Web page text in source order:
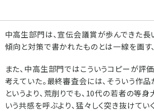
中高生部門は、宣伝会議賞が歩んできた長
傾向と対策で書かれたものとは一線を画す
また、中高生部門ではこういうコピーが評
考えていた。最終審査会には、そういう作
というより、荒削りでも、10代の若者の等身
いう共感を呼ぶより、猛々しく突き抜けてい